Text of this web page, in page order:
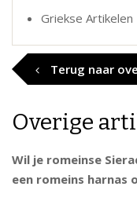
Griekse Artikelen
Terug naar
Overige
Wil je romeinse
een romeins harnas